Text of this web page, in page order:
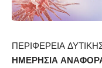
ΠΕΡΙΦΕΡΕΙΑ
ΗΜΕΡΗΣΙΑ